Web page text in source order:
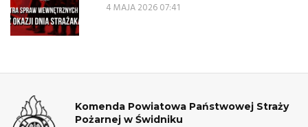
4 MAJA 2026 07:41
Komenda Powiatowa Państwowej Straży
Pożarnej w Świdniku